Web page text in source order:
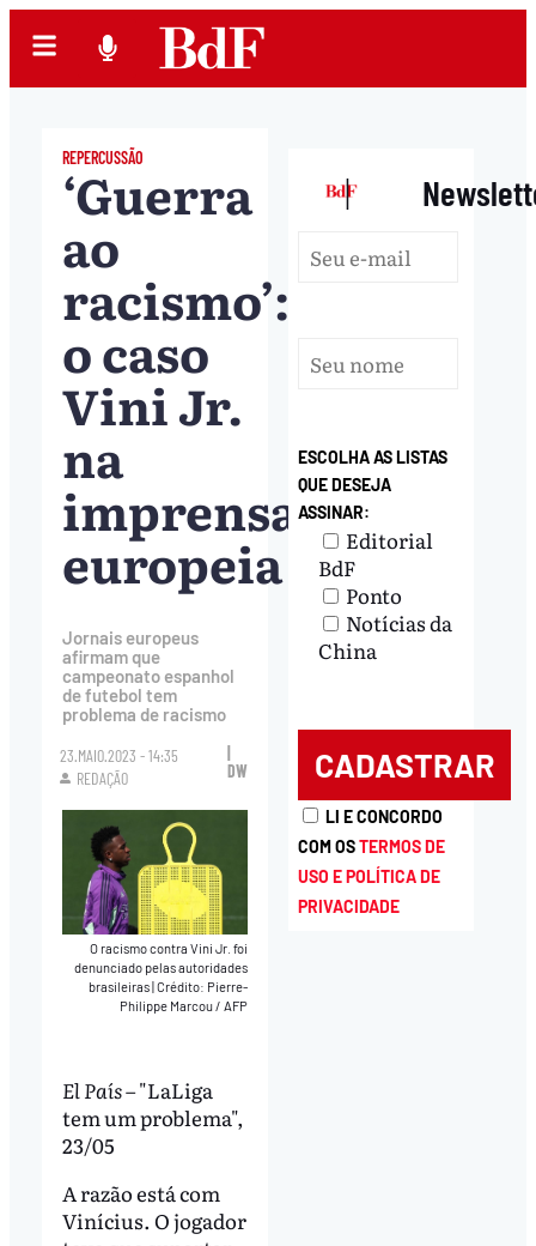
REPERCUSSÃO
‘Guerra
ao
racismo’:
o caso
Vini Jr.
na
imprensa
europeia
Jornais europeus
afirmam que
campeonato espanhol
de futebol tem
problema de racismo
23.MAIO.2023 - 14:35
REDAÇÃO
DW
O racismo contra Vini Jr. foi
denunciado pelas autoridades
brasileiras|Crédito: Pierre-
Philippe Marcou / AFP
El País– "LaLiga
tem um problema",
23/05
A razão está com
Vinícius. O jogador
|
ESCOLHA AS LISTAS
QUE DESEJA
ASSINAR:
Editorial
BdF
Ponto
Notícias da
China
LI E CONCORDO
COM OSTERMOS DE
USO E POLÍTICA DE
PRIVACIDADE